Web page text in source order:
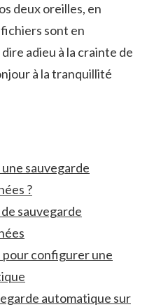
deux ⁣oreilles, en
sont en
adieu‍ à⁢ la ⁤crainte‍ de
à⁤ la tranquillité
sauvegarde
?
sauvegarde
pour configurer une​
automatique sur